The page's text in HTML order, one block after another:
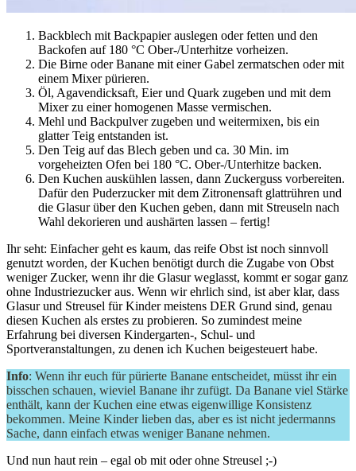
Backblech mit Backpapier auslegen oder fetten und den
Backofen auf 180 °C Ober-/Unterhitze vorheizen.
Die Birne oder Banane mit einer Gabel zermatschen oder mit
einem Mixer pürieren.
Öl, Agavendicksaft, Eier und Quark zugeben und mit dem
Mixer zu einer homogenen Masse vermischen.
Mehl und Backpulver zugeben und weitermixen, bis ein
glatter Teig entstanden ist.
Den Teig auf das Blech geben und ca. 30 Min. im
vorgeheizten Ofen bei 180 °C. Ober-/Unterhitze backen.
Den Kuchen auskühlen lassen, dann Zuckerguss vorbereiten.
Dafür den Puderzucker mit dem Zitronensaft glattrühren und
die Glasur über den Kuchen geben, dann mit Streuseln nach
Wahl dekorieren und aushärten lassen – fertig!
Ihr seht: Einfacher geht es kaum, das reife Obst ist noch sinnvoll
genutzt worden, der Kuchen benötigt durch die Zugabe von Obst
weniger Zucker, wenn ihr die Glasur weglasst, kommt er sogar ganz
ohne Industriezucker aus. Wenn wir ehrlich sind, ist aber klar, dass
Glasur und Streusel für Kinder meistens DER Grund sind, genau
diesen Kuchen als erstes zu probieren. So zumindest meine
Erfahrung bei diversen Kindergarten-, Schul- und
Sportveranstaltungen, zu denen ich Kuchen beigesteuert habe.
Info: Wenn ihr euch für pürierte Banane entscheidet, müsst ihr ein
bisschen schauen, wieviel Banane ihr zufügt. Da Banane viel Stärke
enthält, kann der Kuchen eine etwas eigenwillige Konsistenz
bekommen. Meine Kinder lieben das, aber es ist nicht jedermanns
Sache, dann einfach etwas weniger Banane nehmen.
Und nun haut rein – egal ob mit oder ohne Streusel ;-)